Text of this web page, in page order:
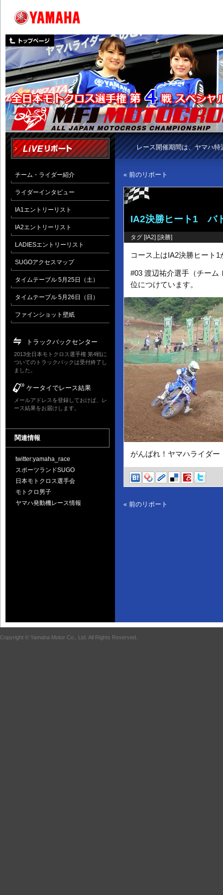
レース開催期間は、ヤマハ
« 前のリポート
IA2決勝ヒート1 バ
タグ [IA2] [決勝]
コース上はIA2決勝ヒート
#03 渡辺祐介選手（チーム
位につけています。
がんばれ！ヤマハライダー
« 前のリポート
チーム・ライダー紹介
ライダーインタビュー
IA1エントリーリスト
IA2エントリーリスト
LADIESエントリーリスト
SUGOアクセスマップ
タイムテーブル 5月25日（土）
タイムテーブル 5月26日（日）
ファインショット壁紙
トラックバックセンター
2013全日本モトクロス選手権 第4戦に
ついてのトラックバックは受付終了し
ました。
ケータイでレース結果
メールアドレスを登録しておけば、レ
ース結果をお届けします。
関連情報
twitter:yamaha_race
スポーツランドSUGO
日本モトクロス選手会
モトクロ男子
ヤマハ発動機レース情報
Copyright © Yamaha Motor Co., Ltd. All Rights Reserved.